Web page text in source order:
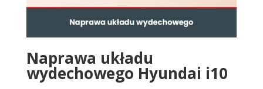
Naprawa układu
wydechowego Hyundai i10